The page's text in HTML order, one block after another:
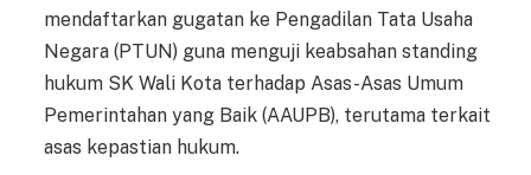
mendaftarkan gugatan ke Pengadilan Tata Usaha
Negara (PTUN) guna menguji keabsahan standing
hukum SK Wali Kota terhadap Asas-Asas Umum
Pemerintahan yang Baik (AAUPB), terutama terkait
asas kepastian hukum.